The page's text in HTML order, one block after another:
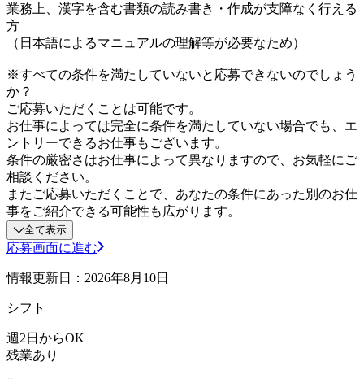
業務上、漢字を含む書類の読み書き・作成が支障なく行える
方
（日本語によるマニュアルの理解等が必要なため）
※すべての条件を満たしていないと応募できないのでしょう
か？
ご応募いただくことは可能です。
お仕事によっては完全に条件を満たしていない場合でも、エ
ントリーできるお仕事もございます。
条件の厳密さはお仕事によって異なりますので、お気軽にご
相談ください。
またご応募いただくことで、あなたの条件にあった別のお仕
事をご紹介できる可能性も広がります。
全て表示
応募画面に進む
情報更新日：2026年8月10日
シフト
週2日からOK
残業あり